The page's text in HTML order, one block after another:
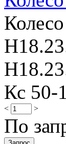
Кс 50-
< >
По